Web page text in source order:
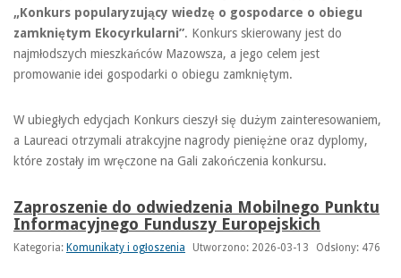
„Konkurs popularyzujący wiedzę o gospodarce o obiegu
zamkniętym Ekocyrkularni”. Konkurs skierowany jest do
najmłodszych mieszkańców Mazowsza, a jego celem jest
promowanie idei gospodarki o obiegu zamkniętym.
W ubiegłych edycjach Konkurs cieszył się dużym zainteresowaniem,
a Laureaci otrzymali atrakcyjne nagrody pieniężne oraz dyplomy,
które zostały im wręczone na Gali zakończenia konkursu.
Zaproszenie do odwiedzenia Mobilnego Punktu
Informacyjnego Funduszy Europejskich
Kategoria: Komunikaty i ogłoszenia Utworzono: 2026-03-13 Odsłony: 476